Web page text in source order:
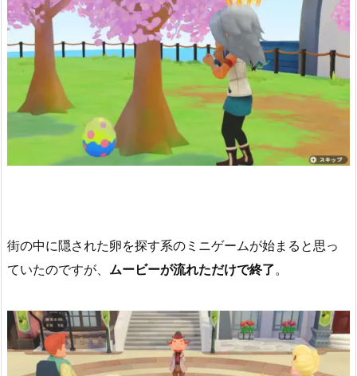
街の中に隠された卵を探す系のミニゲームが始まると思っ
ていたのですが、 ムービーが流れただけで終了。